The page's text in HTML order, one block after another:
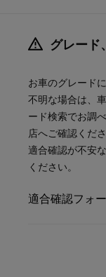
グレード
お車のグレード
不明な場合は、
ード検索でお調
店へご確認くださ
適合確認が不安
ください。
適合確認フォ